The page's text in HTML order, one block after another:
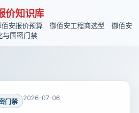
价知识库
佰安报价预算 御佰安工程商选型
御佰安
与国密门禁
门禁 2026-07-06